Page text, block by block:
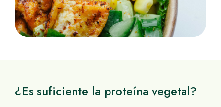
¿Es suficiente la proteína vegetal?